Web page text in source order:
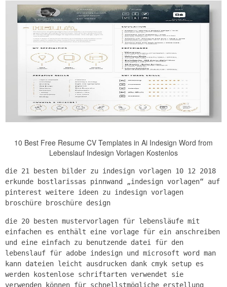
10 Best Free Resume CV Templates in Ai Indesign Word from
Lebenslauf Indesign Vorlagen Kostenlos
die 21 besten bilder zu indesign vorlagen 10 12 2018
erkunde bostlarissas pinnwand „indesign vorlagen“ auf
pinterest weitere ideen zu indesign vorlagen
broschüre broschüre design
die 20 besten mustervorlagen für lebensläufe mit
einfachen es enthält eine vorlage für ein anschreiben
und eine einfach zu benutzende datei für den
lebenslauf für adobe indesign und microsoft word man
kann dateien leicht ausdrucken dank cmyk setup es
werden kostenlose schriftarten verwendet sie
verwenden können für schnellstmögliche erstellung